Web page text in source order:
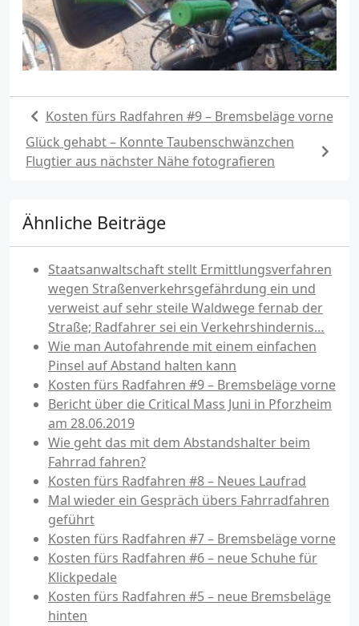
Kosten fürs Radfahren #9 – Bremsbeläge vorne
Glück gehabt – Konnte Taubenschwänzchen
Flugtier aus nächster Nähe fotografieren
Ähnliche Beiträge
Staatsanwaltschaft stellt Ermittlungsverfahren
wegen Straßenverkehrsgefährdung ein und
verweist auf sehr steile Waldwege fernab der
Straße; Radfahrer sei ein Verkehrshindernis…
Wie man Autofahrende mit einem einfachen
Pinsel auf Abstand halten kann
Kosten fürs Radfahren #9 – Bremsbeläge vorne
Bericht über die Critical Mass Juni in Pforzheim
am 28.06.2019
Wie geht das mit dem Abstandshalter beim
Fahrrad fahren?
Kosten fürs Radfahren #8 – Neues Laufrad
Mal wieder ein Gespräch übers Fahrradfahren
geführt
Kosten fürs Radfahren #7 – Bremsbeläge vorne
Kosten fürs Radfahren #6 – neue Schuhe für
Klickpedale
Kosten fürs Radfahren #5 – neue Bremsbeläge
hinten